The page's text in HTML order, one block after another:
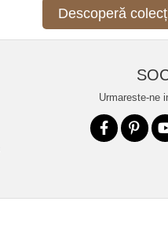
Descoperă
Urmareste-ne